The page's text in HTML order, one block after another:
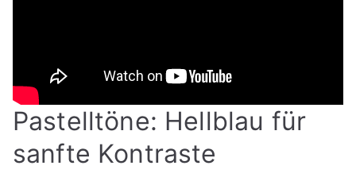
Pastelltöne: Hellblau für
sanfte Kontraste